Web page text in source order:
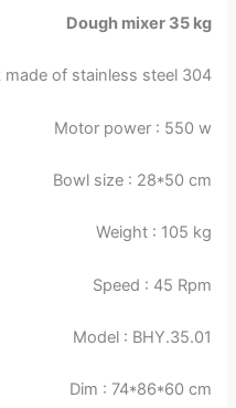
Dough mixer 35 kg
of stainless steel 304
Motor power : 550 w
Bowl size : 28*50 cm
Weight : 105 kg
Speed : 45 Rpm
Model : BHY.35.01
Dim : 74*86*60 cm